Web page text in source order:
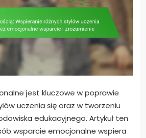
jest kluczowe w poprawie
uczenia się oraz w tworzeniu
edukacyjnego. Artykuł ten
wsparcie emocjonalne wspiera